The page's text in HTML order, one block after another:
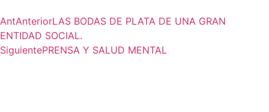
AntAnteriorLAS BODAS DE PLATA DE UNA GRAN
ENTIDAD SOCIAL.
SiguientePRENSA Y SALUD MENTAL